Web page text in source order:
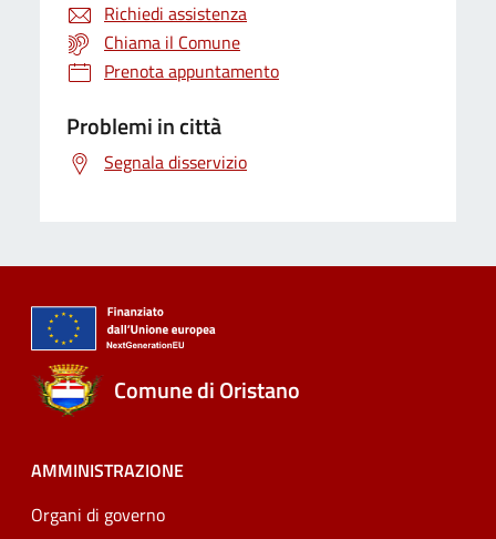
Richiedi assistenza
Chiama il Comune
Prenota appuntamento
Problemi in città
Segnala disservizio
Comune di Oristano
AMMINISTRAZIONE
Organi di governo